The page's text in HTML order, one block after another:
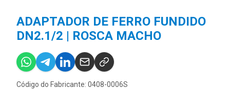
ADAPTADOR DE FERRO FUNDIDO
DN2.1/2 | ROSCA MACHO
Código do Fabricante: 0408-0006S